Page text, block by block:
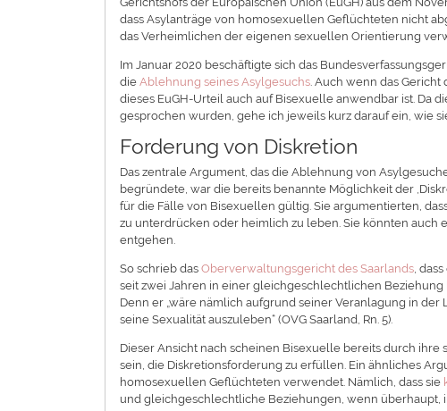
dass Asylanträge von homosexuellen Geflüchteten nicht
das Verheimlichen der eigenen sexuellen Orientierung
Im Januar 2020 beschäftigte sich das
dieAblehnung seines Asylgesuchs . Auch wenn das
dieses EuGH-Urteil auch auf Bisexuelle anwendbar ist. Da
gesprochen wurden, gehe ich jeweils kurz darauf ein, wie
Forderung von Diskretion
Das zentrale Argument, das die Ablehnung von
begründete, war die bereits benannte Möglichkeit der
für die Fälle von Bisexuellen gültig. Sie argumentierten,
zu unterdrücken oder heimlich zu leben. Sie könnten
entgehen.
So schrieb dasOberverwaltungsgericht des Saarlands,
seit zwei Jahren in einer gleichgeschlechtlichen
Denn er „wäre nämlich aufgrund seiner Veranlagung in
seine Sexualität auszuleben“ (OVG Saarland, Rn. 5).
Dieser Ansicht nach scheinen Bisexuelle bereits durch ihre
sein, die Diskretionsforderung zu erfüllen. Ein ähnliches
homosexuellen Geflüchteten verwendet. Nämlich, dass sie
und gleichgeschlechtliche Beziehungen, wenn überhaupt,